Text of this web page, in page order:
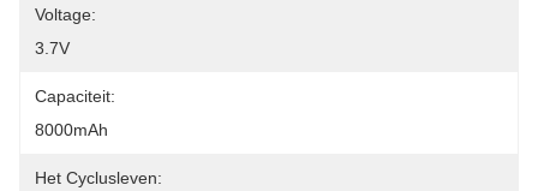
Voltage:
3.7V
Capaciteit:
8000mAh
Het Cyclusleven: